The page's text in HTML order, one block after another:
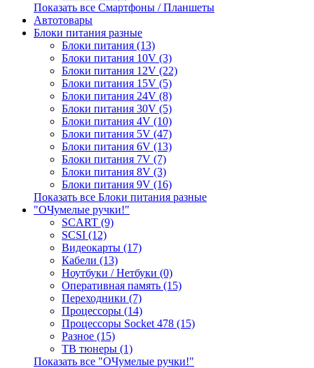
Показать все Смартфоны / Планшеты
Автотовары
Блоки питания разные
Блоки питания (13)
Блоки питания 10V (3)
Блоки питания 12V (22)
Блоки питания 15V (5)
Блоки питания 24V (8)
Блоки питания 30V (5)
Блоки питания 4V (10)
Блоки питания 5V (47)
Блоки питания 6V (13)
Блоки питания 7V (7)
Блоки питания 8V (3)
Блоки питания 9V (16)
Показать все Блоки питания разные
"ОЧумелые ручки!"
SCART (9)
SCSI (12)
Видеокарты (17)
Кабели (13)
Ноутбуки / Нетбуки (0)
Оперативная память (15)
Переходники (7)
Процессоры (14)
Процессоры Socket 478 (15)
Разное (15)
ТВ тюнеры (1)
Показать все "ОЧумелые ручки!"